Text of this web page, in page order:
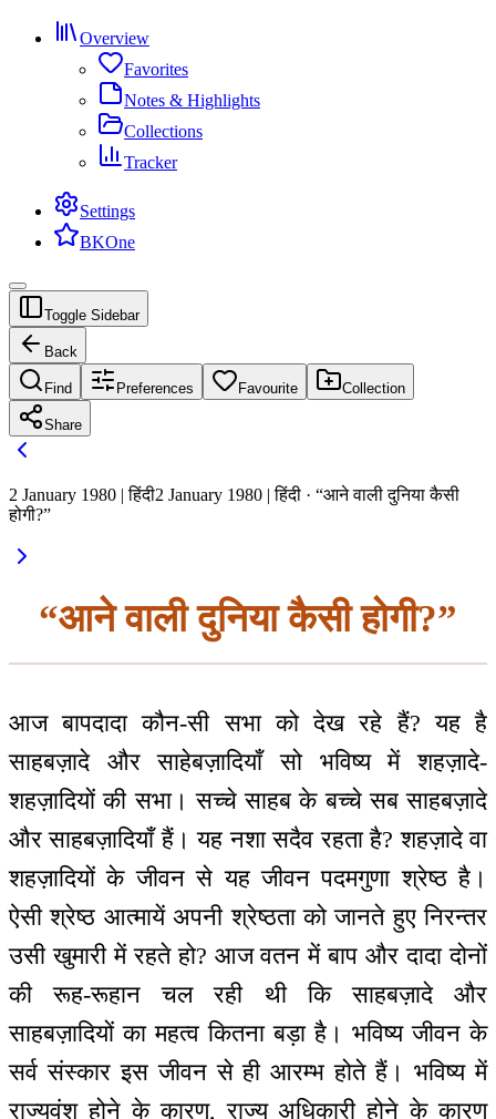
Overview
Favorites
Notes & Highlights
Collections
Tracker
Settings
BKOne
Toggle Sidebar
Back
Find Preferences Favourite Collection
Share
2 January 1980 | हिंदी2 January 1980 | हिंदी · “आने वाली दुनिया कैसी
होगी?”
“आने वाली दुनिया कैसी होगी?”
आज बापदादा कौन-सी सभा को देख रहे हैं? यह है
साहबज़ादे और साहेबज़ादियाँ सो भविष्य में शहज़ादे-
शहज़ादियों की सभा। सच्चे साहब के बच्चे सब साहबज़ादे
और साहबज़ादियाँ हैं। यह नशा सदैव रहता है? शहज़ादे वा
शहज़ादियों के जीवन से यह जीवन पदमगुणा श्रेष्ठ है।
ऐसी श्रेष्ठ आत्मायें अपनी श्रेष्ठता को जानते हुए निरन्तर
उसी खुमारी में रहते हो? आज वतन में बाप और दादा दोनों
की रूह-रूहान चल रही थी कि साहबज़ादे और
साहबज़ादियों का महत्व कितना बड़ा है। भविष्य जीवन के
सर्व संस्कार इस जीवन से ही आरम्भ होते हैं। भविष्य में
राज्यवंश होने के कारण, राज्य अधिकारी होने के कारण